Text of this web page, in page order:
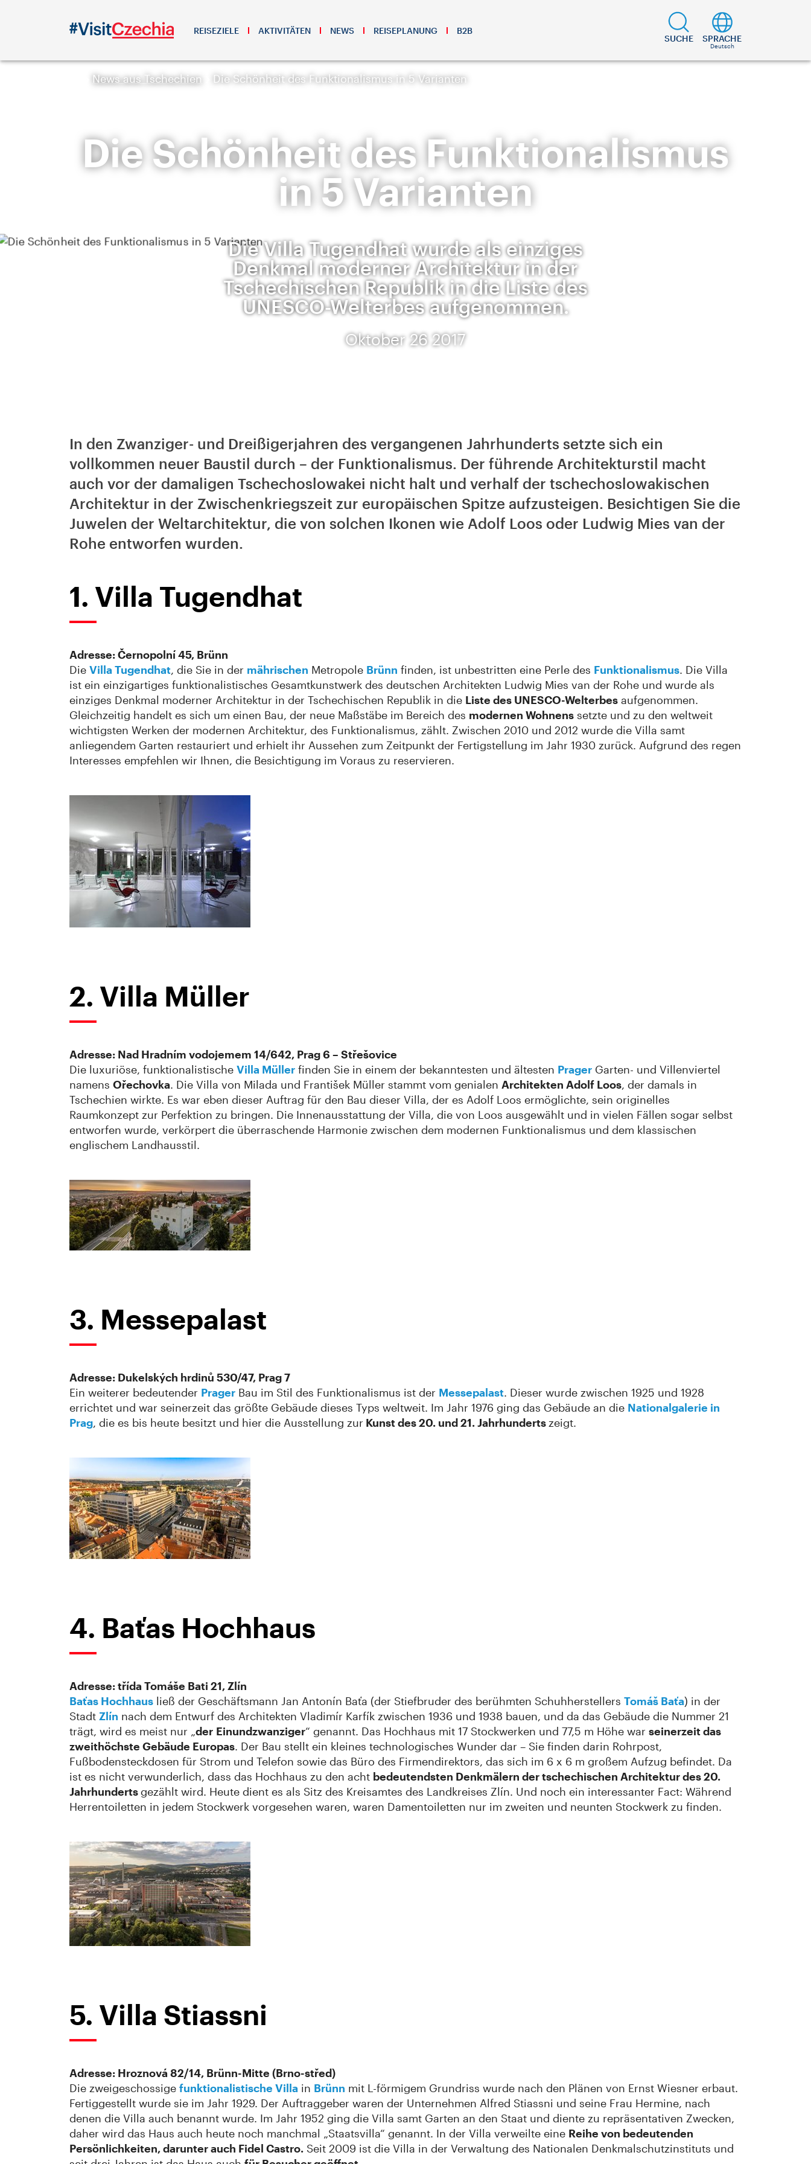
REISEZIELE AKTIVITÄTEN NEWS REISEPLANUNG B2B
SUCHE SPRACHE
Deutsch
News aus Tschechien Die Schönheit des Funktionalismus in 5 Varianten
Die Schönheit des Funktionalismus
in 5 Varianten
Die Villa Tugendhat wurde als einziges
Denkmal moderner Architektur in der
Tschechischen Republik in die Liste des
UNESCO-Welterbes aufgenommen.
Oktober 26 2017
In den Zwanziger- und Dreißigerjahren des vergangenen Jahrhunderts setzte sich ein
vollkommen neuer Baustil durch – der Funktionalismus. Der führende Architekturstil macht
auch vor der damaligen Tschechoslowakei nicht halt und verhalf der tschechoslowakischen
Architektur in der Zwischenkriegszeit zur europäischen Spitze aufzusteigen. Besichtigen Sie die
Juwelen der Weltarchitektur, die von solchen Ikonen wie Adolf Loos oder Ludwig Mies van der
Rohe entworfen wurden.
1. Villa Tugendhat
Adresse: Černopolní 45, Brünn
Die Villa Tugendhat, die Sie in der mährischen Metropole Brünn finden, ist unbestritten eine Perle des Funktionalismus. Die Villa
ist ein einzigartiges funktionalistisches Gesamtkunstwerk des deutschen Architekten Ludwig Mies van der Rohe und wurde als
einziges Denkmal moderner Architektur in der Tschechischen Republik in die Liste des UNESCO-Welterbes aufgenommen.
Gleichzeitig handelt es sich um einen Bau, der neue Maßstäbe im Bereich des modernen Wohnens setzte und zu den weltweit
wichtigsten Werken der modernen Architektur, des Funktionalismus, zählt. Zwischen 2010 und 2012 wurde die Villa samt
anliegendem Garten restauriert und erhielt ihr Aussehen zum Zeitpunkt der Fertigstellung im Jahr 1930 zurück. Aufgrund des regen
Interesses empfehlen wir Ihnen, die Besichtigung im Voraus zu reservieren.
2. Villa Müller
Adresse: Nad Hradním vodojemem 14/642, Prag 6 – Střešovice
Die luxuriöse, funktionalistische Villa Müller finden Sie in einem der bekanntesten und ältesten Prager Garten- und Villenviertel
namens Ořechovka. Die Villa von Milada und František Müller stammt vom genialen Architekten Adolf Loos, der damals in
Tschechien wirkte. Es war eben dieser Auftrag für den Bau dieser Villa, der es Adolf Loos ermöglichte, sein originelles
Raumkonzept zur Perfektion zu bringen. Die Innenausstattung der Villa, die von Loos ausgewählt und in vielen Fällen sogar selbst
entworfen wurde, verkörpert die überraschende Harmonie zwischen dem modernen Funktionalismus und dem klassischen
englischem Landhausstil.
3. Messepalast
Adresse: Dukelských hrdinů 530/47, Prag 7
Ein weiterer bedeutender Prager Bau im Stil des Funktionalismus ist der Messepalast. Dieser wurde zwischen 1925 und 1928
errichtet und war seinerzeit das größte Gebäude dieses Typs weltweit. Im Jahr 1976 ging das Gebäude an die Nationalgalerie in
Prag, die es bis heute besitzt und hier die Ausstellung zur Kunst des 20. und 21. Jahrhunderts zeigt.
4. Baťas Hochhaus
Adresse: třída Tomáše Bati 21, Zlín
Baťas Hochhaus ließ der Geschäftsmann Jan Antonín Baťa (der Stiefbruder des berühmten Schuhherstellers Tomáš Baťa) in der
Stadt Zlín nach dem Entwurf des Architekten Vladimír Karfík zwischen 1936 und 1938 bauen, und da das Gebäude die Nummer 21
trägt, wird es meist nur „der Einundzwanziger“ genannt. Das Hochhaus mit 17 Stockwerken und 77,5 m Höhe war seinerzeit das
zweithöchste Gebäude Europas. Der Bau stellt ein kleines technologisches Wunder dar – Sie finden darin Rohrpost,
Fußbodensteckdosen für Strom und Telefon sowie das Büro des Firmendirektors, das sich im 6 x 6 m großem Aufzug befindet. Da
ist es nicht verwunderlich, dass das Hochhaus zu den acht bedeutendsten Denkmälern der tschechischen Architektur des 20.
Jahrhundertsgezählt wird. Heute dient es als Sitz des Kreisamtes des Landkreises Zlín. Und noch ein interessanter Fact: Während
Herrentoiletten in jedem Stockwerk vorgesehen waren, waren Damentoiletten nur im zweiten und neunten Stockwerk zu finden.
5. Villa Stiassni
Adresse: Hroznová 82/14, Brünn-Mitte (Brno-střed)
Die zweigeschossige funktionalistische Villa in Brünn mit L-förmigem Grundriss wurde nach den Plänen von Ernst Wiesner erbaut.
Fertiggestellt wurde sie im Jahr 1929. Der Auftraggeber waren der Unternehmen Alfred Stiassni und seine Frau Hermine, nach
denen die Villa auch benannt wurde. Im Jahr 1952 ging die Villa samt Garten an den Staat und diente zu repräsentativen Zwecken,
daher wird das Haus auch heute noch manchmal „Staatsvilla“ genannt. In der Villa verweilte eine Reihe von bedeutenden
Persönlichkeiten, darunter auch Fidel Castro. Seit 2009 ist die Villa in der Verwaltung des Nationalen Denkmalschutzinstituts und